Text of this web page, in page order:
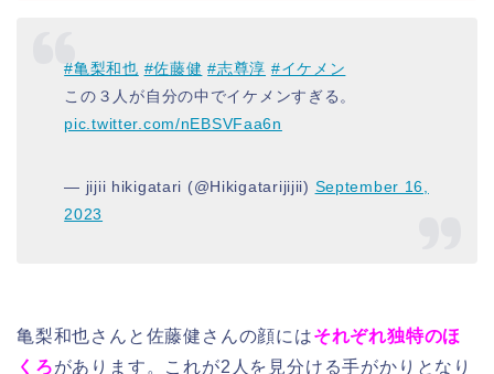
#亀梨和也 #佐藤健 #志尊淳 #イケメン
この３人が自分の中でイケメンすぎる。
pic.twitter.com/nEBSVFaa6n
— jijii hikigatari (@Hikigatarijijii) September 16,
2023
亀梨和也さんと佐藤健さんの顔にはそれぞれ独特のほ
くろがあります。これが2人を見分ける手がかりとなり